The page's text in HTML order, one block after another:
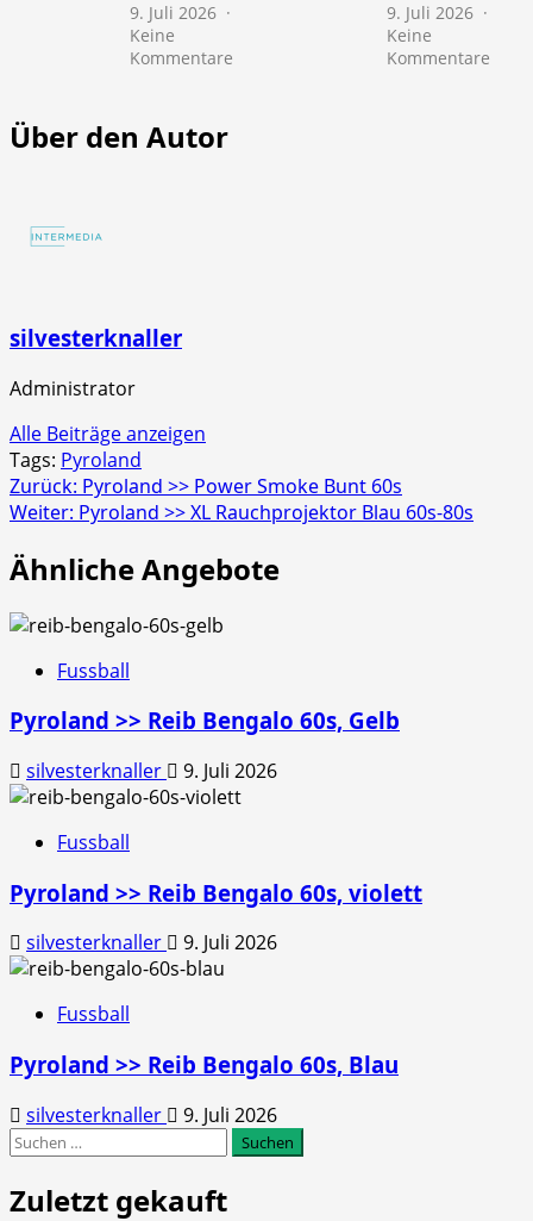
9. Juli 2026
Keine
Kommentare
9. Juli 2026
Keine
Kommentare
Über den Autor
silvesterknaller
Administrator
Alle Beiträge anzeigen
Tags: Pyroland
Beitragsnavigation
Zurück: Pyroland >> Power Smoke Bunt 60s
Weiter: Pyroland >> XL Rauchprojektor Blau 60s-80s
Ähnliche Angebote
Fussball
Pyroland >> Reib Bengalo 60s, Gelb
silvesterknaller 9. Juli 2026
Fussball
Pyroland >> Reib Bengalo 60s, violett
silvesterknaller 9. Juli 2026
Fussball
Pyroland >> Reib Bengalo 60s, Blau
silvesterknaller
9. Juli 2026
Suchen
Zuletzt gekauft